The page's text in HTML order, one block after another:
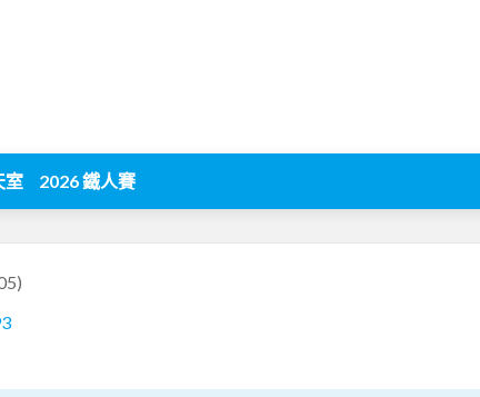
室 2026 鐵人賽